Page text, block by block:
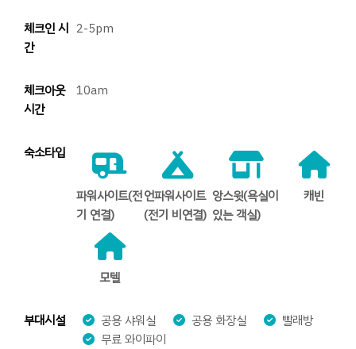
체크인 시
간
2-5pm
체크아웃
시간
10am
숙소타입
파워사이트(전
기 연결)
언파워사이트
(전기 비연결)
앙스윗(욕실이
있는 객실)
캐빈
모텔
부대시설 공용 샤워실 공용 화장실
빨래방
무료 와이파이